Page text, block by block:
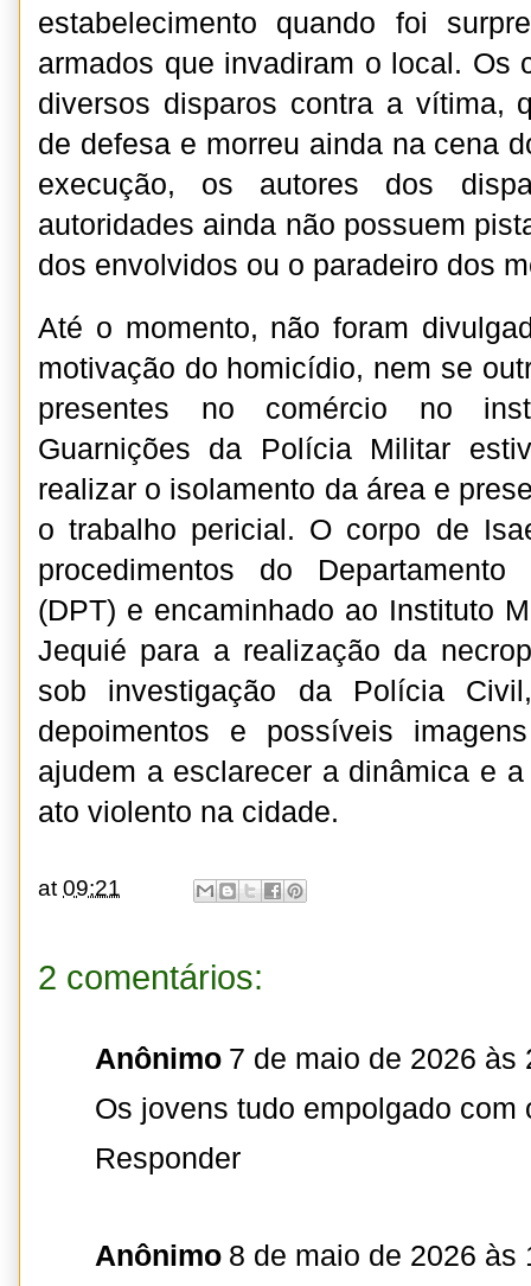
estabelecimento quando foi
armados que invadiram o local. Os
diversos disparos contra a vítima,
de defesa e morreu ainda na cena
execução, os autores dos
autoridades ainda não possuem
dos envolvidos ou o paradeiro dos
Até o momento, não foram
motivação do homicídio, nem se
presentes no comércio no
Guarnições da Polícia Militar
realizar o isolamento da área e
o trabalho pericial. O corpo de
procedimentos do
(DPT) e encaminhado ao Instituto
Jequié para a realização da
sob investigação da Polícia
depoimentos e possíveis
ajudem a esclarecer a dinâmica e
ato violento na cidade.
at09:21
2 comentários:
Anônimo 7 de maio de 2026 às
Os jovens tudo empolgado com
Responder
Anônimo 8 de maio de 2026 às